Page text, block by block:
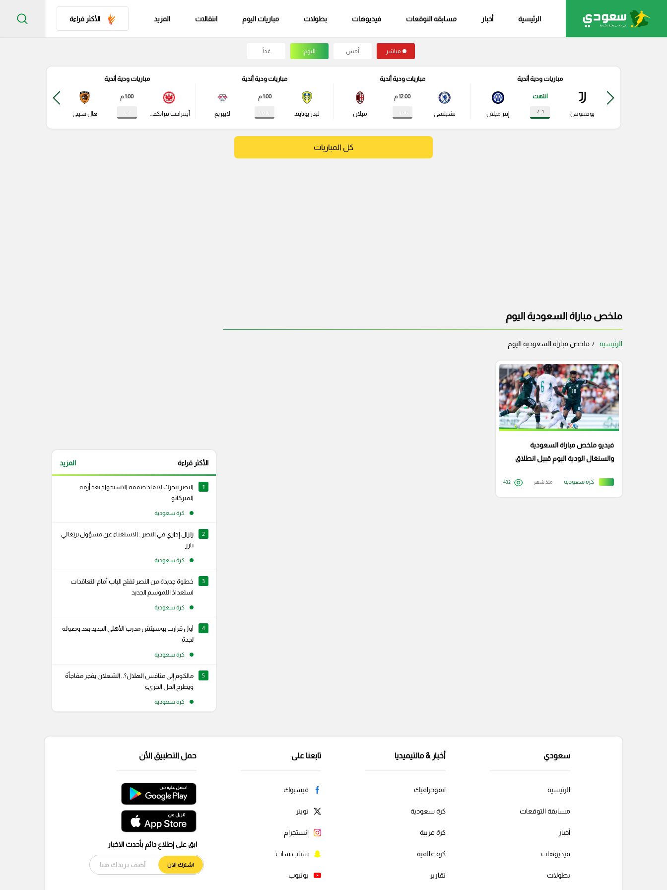
الرئيسية أخبار مسابقه التوقعات فيديوهات بطولات مباريات اليوم انتقالات المزيد الأكثر قراءة
مباشر أمس اليوم غداً
مباريات ودية أندية
يوفنتوس
انتهت
1 : 2 إنتر ميلان
مباريات ودية أندية
تشيلسي
12:00 م
- : - ميلان
مباريات ودية أندية
ليدز يونايتد
1:00 م
- : - لايبزيغ
مباريات ودية أندية
آينتراخت فرانكفورت
1:00 م
- : - هال سيتي
كل المباريات
ملخص مباراة السعودية اليوم
الرئيسية ملخص مباراة السعودية اليوم
كرة سعودية
فيديو ملخص مباراة السعودية
والسنغال الودية اليوم قبيل انطلاق
منذ شهر 432
الأكثر قراءة المزيد
1
النصر يتحرك لإنقاذ صفقة الاستحواذ بعد أزمة
الميركاتو
كرة سعودية
2
زلزال إداري في النصر.. الاستغناء عن مسؤول برتغالي
بارز
كرة سعودية
3
خطوة جديدة من النصر تفتح الباب أمام التعاقدات
استعدادًا للموسم الجديد
كرة سعودية
4
أول قرارت بوسيتش مدرب الأهلي الجديد بعد وصوله
لجدة
كرة سعودية
5
مالكوم إلى منافس الهلال؟.. الشعلان يفجر مفاجأة
ويطرح الحل الجريء
كرة سعودية
سعودي
الرئيسية
مسابقة التوقعات
أخبار
فيديوهات
بطولات
أخبار & مالتيميديا
انفوجرافيك
كرة سعودية
كرة عربية
كرة عالمية
تقارير
تابعنا على
فيسبوك
تويتر
انستجرام
سناب شات
يوتيوب
حمل التطبيق الأن
ابق على إطلاع دائم بأحدث الاخبار
اشترك الان